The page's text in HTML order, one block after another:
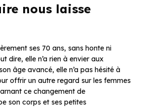
nous laisse
ses 70 ans, sans honte ni
dire, elle n’a rien à envier aux
âge avancé, elle n’a pas hésité à
offrir un autre regard sur les femmes
ce changement de
son corps et ses petites